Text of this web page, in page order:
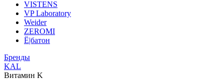
VISTENS
VP Laboratory
Weider
ZEROMI
Ё|батон
Бренды
KAL
Витамин K